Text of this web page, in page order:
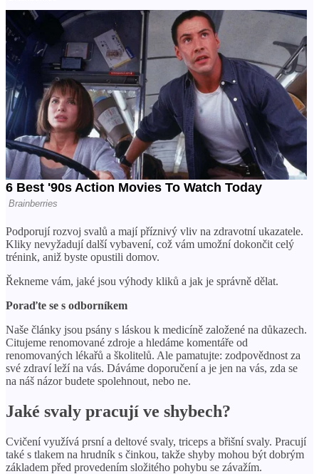
Podporují rozvoj svalů a mají příznivý vliv na zdravotní ukazatele.
Kliky nevyžadují další vybavení, což vám umožní dokončit celý
trénink, aniž byste opustili domov.
Řekneme vám, jaké jsou výhody kliků a jak je správně dělat.
Poraďte se s odborníkem
Naše články jsou psány s láskou k medicíně založené na důkazech.
Citujeme renomované zdroje a hledáme komentáře od
renomovaných lékařů a školitelů. Ale pamatujte: zodpovědnost za
své zdraví leží na vás. Dáváme doporučení a je jen na vás, zda se
na náš názor budete spolehnout, nebo ne.
Jaké svaly pracují ve shybech?
Cvičení využívá prsní a deltové svaly, triceps a břišní svaly. Pracují
také s tlakem na hrudník s činkou, takže shyby mohou být dobrým
základem před provedením složitého pohybu se závažím.